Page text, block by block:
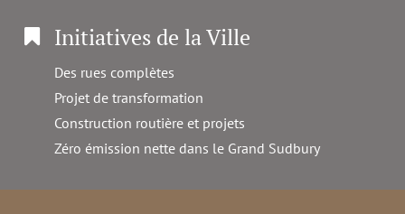
Initiatives de la Ville
Des rues complètes
Projet de transformation
Construction routière et projets
Zéro émission nette dans le Grand Sudbury